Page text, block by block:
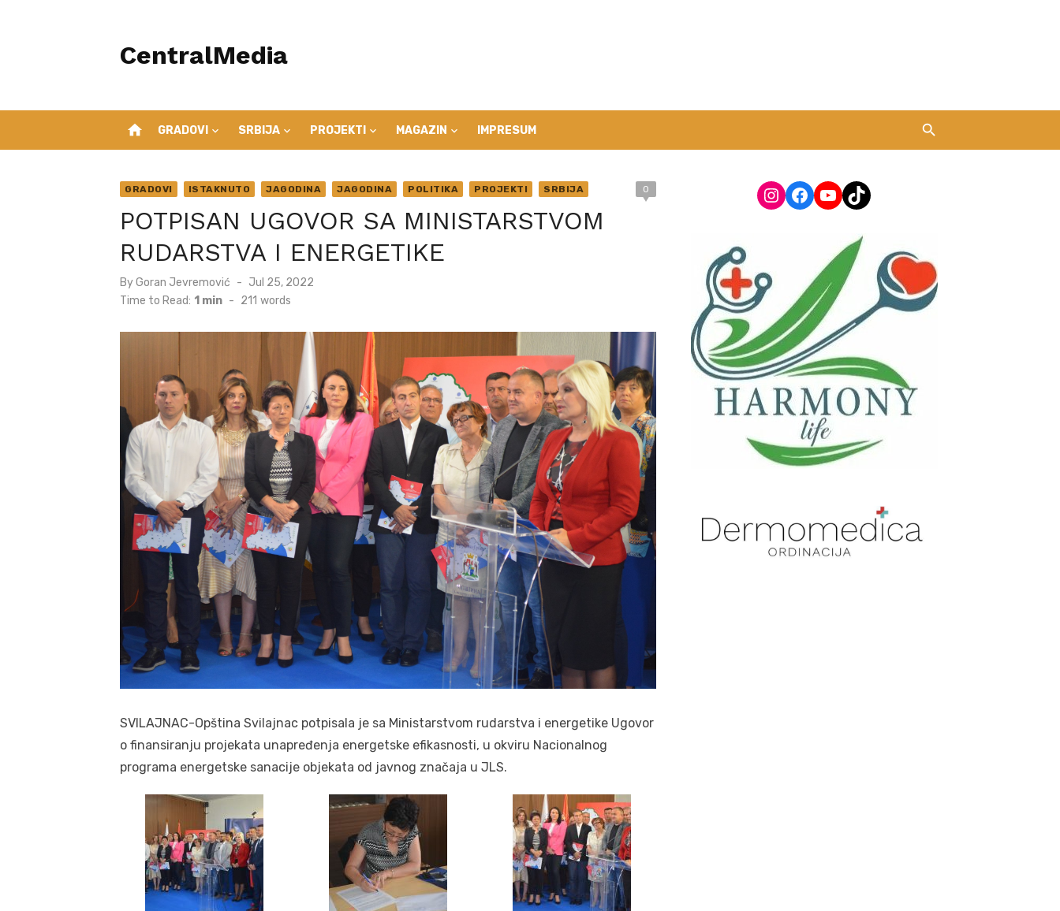
CentralMedia
home GRADOVI SRBIJA PROJEKTI MAGAZIN IMPRESUM
GRADOVI ISTAKNUTO JAGODINA JAGODINA POLITIKA PROJEKTI SRBIJA 0
POTPISAN UGOVOR SA MINISTARSTVOM
RUDARSTVA I ENERGETIKE
ByGoran Jevremović
Posted
on
Jul 25, 2022
Time to Read: 1 min - 211 words
SVILAJNAC-Opština Svilajnac potpisala je sa Ministarstvom rudarstva i energetike Ugovor
o finansiranju projekata unapređenja energetske efikasnosti, u okviru Nacionalnog
programa energetske sanacije objekata od javnog značaja u JLS.
Instagram
Facebook
YouTube
TikTok